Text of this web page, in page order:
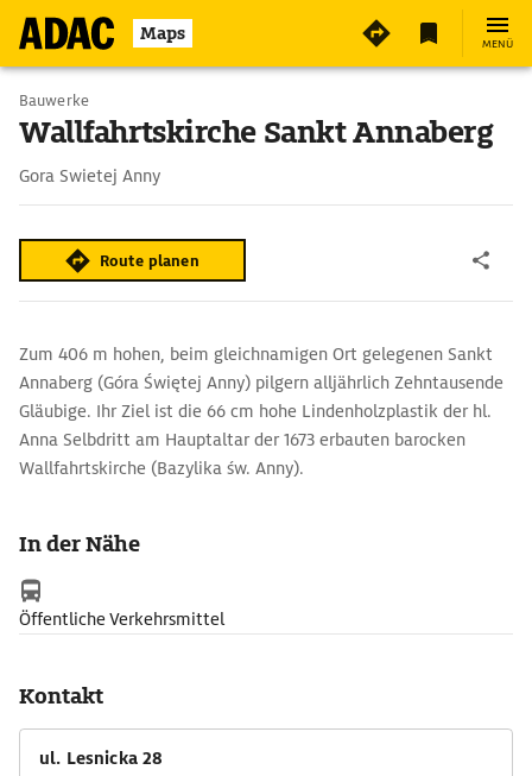
Maps MENÜ
Bauwerke
Wallfahrtskirche Sankt Annaberg
Gora Swietej Anny
Route planen
Zum 406 m hohen, beim gleichnamigen Ort gelegenen Sankt
Annaberg (Góra Świętej Anny) pilgern alljährlich Zehntausende
Gläubige. Ihr Ziel ist die 66 cm hohe Lindenholzplastik der hl.
Anna Selbdritt am Hauptaltar der 1673 erbauten barocken
Wallfahrtskirche (Bazylika św. Anny).
an den Kampf für ein polnisches Schlesien: Nach der
Volksabstimmung von 1921, bei der 60 Prozent der Bevölkerung
für den Verbleib bei Deutschland votiert hatten, besetzten
polnische Schlesier den Annaberg, den daraufhin deutsche
In der Nähe
Öffentliche Verkehrsmittel
Kontakt
ul. Lesnicka 28